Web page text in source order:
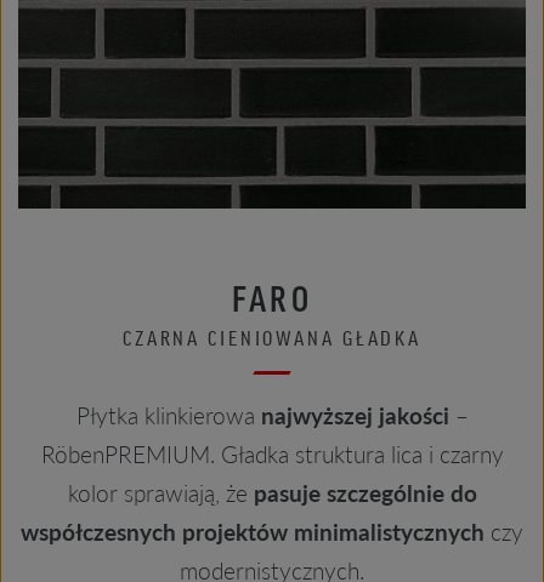
FARO
CZARNA CIENIOWANA GŁADKA
Płytka klinkierowa najwyższej jakości –
RöbenPREMIUM. Gładka struktura lica i czarny
kolor sprawiają, że pasuje szczególnie do
współczesnych projektów minimalistycznych czy
modernistycznych.